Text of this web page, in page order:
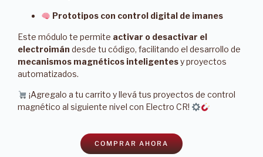
Prototipos con control digital de imanes
Este módulo te permite activar o desactivar el
electroimán desde tu código, facilitando el desarrollo de
mecanismos magnéticos inteligentesy proyectos
automatizados.
¡Agregalo a tu carrito y llevá tus proyectos de control
magnético al siguiente nivel con Electro CR!
COMPRAR AHORA